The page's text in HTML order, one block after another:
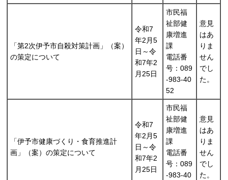
「第2次伊予市自殺対策計画」（案）
の策定について
令和7
年2月5
日～令
和7年2
月25日
市民福
祉部健
康増進
課
電話番
号：089
-983-40
52
意見
はあ
りま
せん
でし
た。
「伊予市健康づくり・食育推進計
画」（案）の策定について
令和7
年2月5
日～令
和7年2
月25日
市民福
祉部健
康増進
課
電話番
号：089
-983-40
意見
はあ
りま
せん
でし
た。